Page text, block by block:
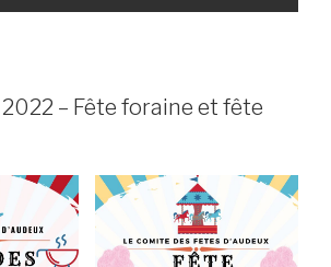
– Fête foraine et fête